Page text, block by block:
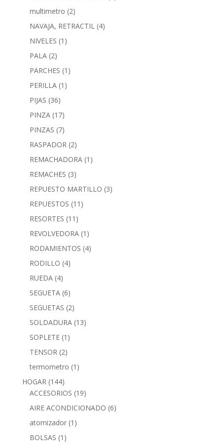
multimetro (2)
NAVAJA, RETRACTIL (4)
NIVELES (1)
PALA (2)
PARCHES (1)
PERILLA (1)
PIJAS (36)
PINZA (17)
PINZAS (7)
RASPADOR (2)
REMACHADORA (1)
REMACHES (3)
REPUESTO MARTILLO (3)
REPUESTOS (11)
RESORTES (11)
REVOLVEDORA (1)
RODAMIENTOS (4)
RODILLO (4)
RUEDA (4)
SEGUETA (6)
SEGUETAS (2)
SOLDADURA (13)
SOPLETE (1)
TENSOR (2)
termometro (1)
HOGAR (144)
ACCESORIOS (19)
AIRE ACONDICIONADO (6)
atomizador (1)
BOLSAS (1)